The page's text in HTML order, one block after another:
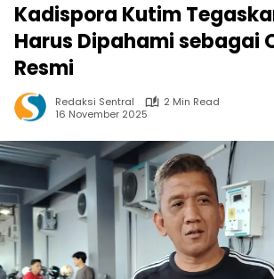
Kadispora Kutim
Harus Dipahami sebagai
Resmi
Redaksi Sentral
2 Min Read
16 November 2025